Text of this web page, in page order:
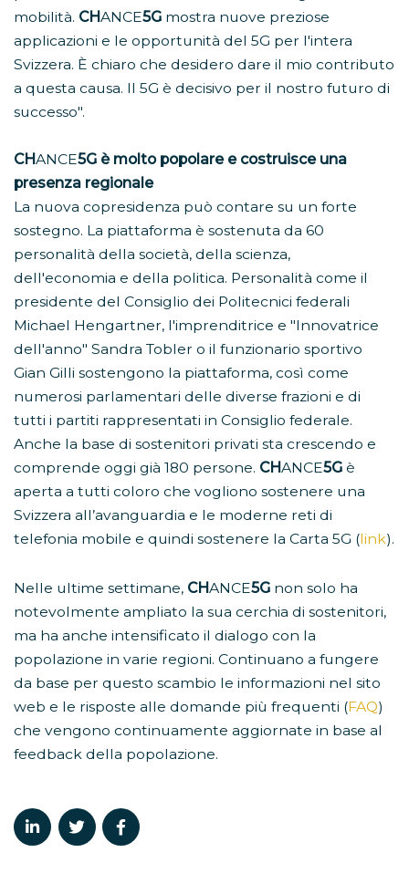
mobilità. CHANCE5G mostra nuove preziose
applicazioni e le opportunità del 5G per l'intera
Svizzera. È chiaro che desidero dare il mio contributo
a questa causa. Il 5G è decisivo per il nostro futuro di
successo".
CHANCE5G è molto popolare e costruisce una
presenza regionale
La nuova copresidenza può contare su un forte
sostegno. La piattaforma è sostenuta da 60
personalità della società, della scienza,
dell'economia e della politica. Personalità come il
presidente del Consiglio dei Politecnici federali
Michael Hengartner, l'imprenditrice e "Innovatrice
dell'anno" Sandra Tobler o il funzionario sportivo
Gian Gilli sostengono la piattaforma, così come
numerosi parlamentari delle diverse frazioni e di
tutti i partiti rappresentati in Consiglio federale.
Anche la base di sostenitori privati sta crescendo e
comprende oggi già 180 persone. CHANCE5G è
aperta a tutti coloro che vogliono sostenere una
Svizzera all’avanguardia e le moderne reti di
telefonia mobile e quindi sostenere la Carta 5G (link).
Nelle ultime settimane, CHANCE5G non solo ha
notevolmente ampliato la sua cerchia di sostenitori,
ma ha anche intensificato il dialogo con la
popolazione in varie regioni. Continuano a fungere
da base per questo scambio le informazioni nel sito
web e le risposte alle domande più frequenti (FAQ)
che vengono continuamente aggiornate in base al
feedback della popolazione.